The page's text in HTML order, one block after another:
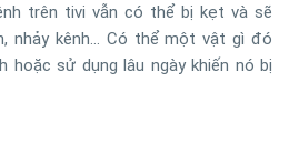
trên tivi vẫn có thể bị kẹt và sẽ
nhảy kênh… Có thể một vật gì đó
hoặc sử dụng lâu ngày khiến nó bị